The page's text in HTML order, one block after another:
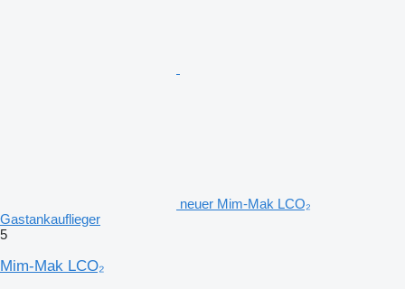
neuer Mim-Mak LCO₂
Gastankauflieger
5
Mim-Mak LCO₂